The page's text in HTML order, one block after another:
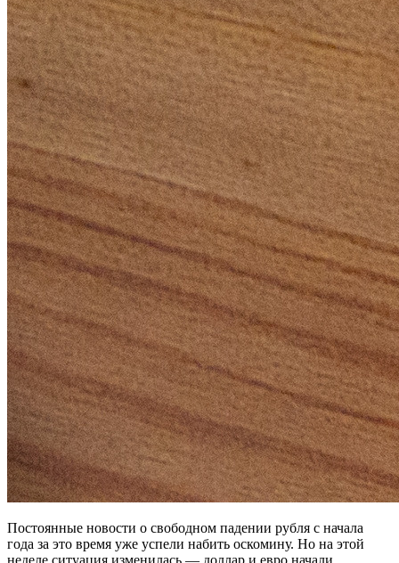
Постоянные новости о свободном падении рубля с начала
года за это время уже успели набить оскомину. Но на этой
неделе ситуация изменилась — доллар и евро начали